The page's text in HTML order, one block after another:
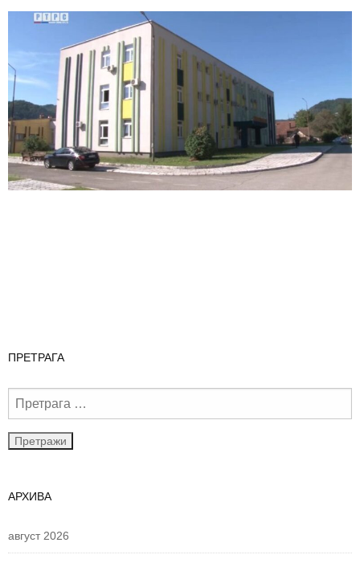
ПРЕТРАГА
АРХИВА
август 2026